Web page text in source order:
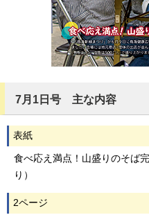
7月1日号 主な内容
表紙
食べ応え満点！山盛りのそば
り）
2ページ